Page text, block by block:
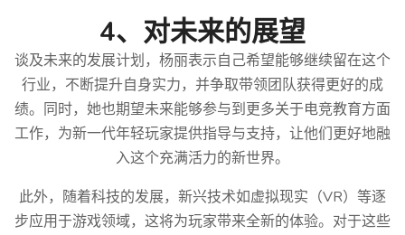
4、对未来的展望
谈及未来的发展计划，杨丽表示自己希望能够继续留在这个
行业，不断提升自身实力，并争取带领团队获得更好的成
绩。同时，她也期望未来能够参与到更多关于电竞教育方面
工作，为新一代年轻玩家提供指导与支持，让他们更好地融
入这个充满活力的新世界。
此外，随着科技的发展，新兴技术如虚拟现实（VR）等逐
步应用于游戏领域，这将为玩家带来全新的体验。对于这些